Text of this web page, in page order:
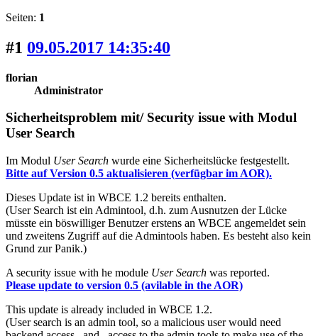
Seiten: 1
#1 09.05.2017 14:35:40
florian
Administrator
Sicherheitsproblem mit/ Security issue with Modul
User Search
Im Modul User Search wurde eine Sicherheitslücke festgestellt.
Bitte auf Version 0.5 aktualisieren (verfügbar im AOR).
Dieses Update ist in WBCE 1.2 bereits enthalten.
(User Search ist ein Admintool, d.h. zum Ausnutzen der Lücke
müsste ein böswilliger Benutzer erstens an WBCE angemeldet sein
und zweitens Zugriff auf die Admintools haben. Es besteht also kein
Grund zur Panik.)
A security issue with he module User Search was reported.
Please update to version 0.5 (avilable in the AOR)
This update is already included in WBCE 1.2.
(User search is an admin tool, so a malicious user would need